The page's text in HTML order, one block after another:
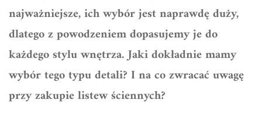
najważniejsze, ich wybór jest naprawdę duży,
dlatego z powodzeniem dopasujemy je do
każdego stylu wnętrza. Jaki dokładnie mamy
wybór tego typu detali? I na co zwracać uwagę
przy zakupie listew ściennych?